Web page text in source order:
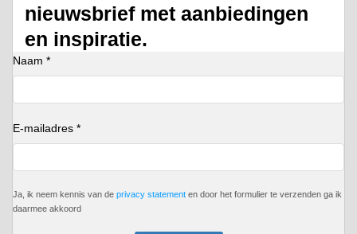
nieuwsbrief met aanbiedingen
en inspiratie.
Naam *
E-mailadres *
Ja, ik neem kennis van de privacy statement en door het formulier te verzenden ga ik
daarmee akkoord